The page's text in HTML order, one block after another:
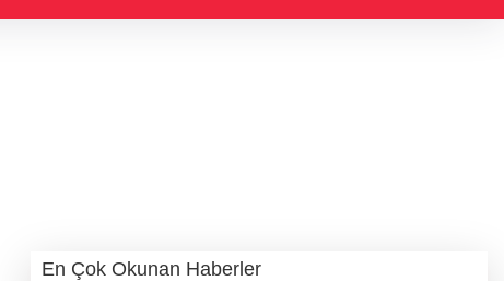
En Çok Okunan Haberler